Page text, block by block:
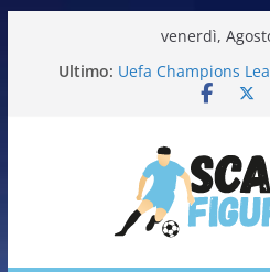
venerdì,
Ultimo: Uefa Champions
Fifa World Cup 2026
Calciatori Serie B